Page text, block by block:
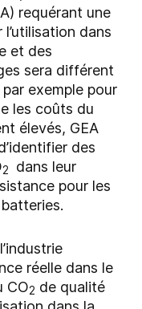
requérant une
l’utilisation dans
et des
sera différent
exemple pour
les coûts du
élevés, GEA
des
2
dans leur
pour les
réelle dans le
CO2 de qualité